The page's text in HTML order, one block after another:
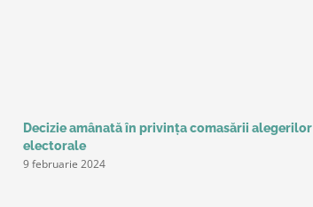
Decizie amânată în privinţa comasării alegerilor
electorale
9 februarie 2024